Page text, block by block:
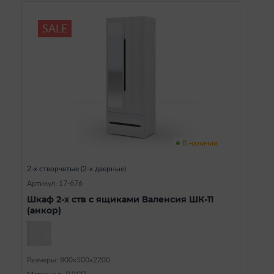
SALE
В наличии
2-х створчатые (2-х дверные)
Артикул: 17-676
Шкаф 2-х ств с ящиками Валенсия ШК-11
(анкор)
Размеры: 800х500х2200